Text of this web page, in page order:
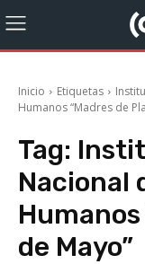
Inicio Etiquetas
Humanos “Madres de
Tag:
Nacional
de Mayo”